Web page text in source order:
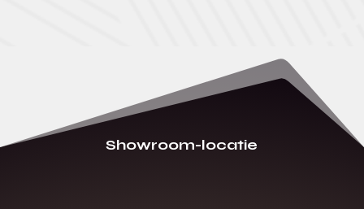
Showroom-locatie